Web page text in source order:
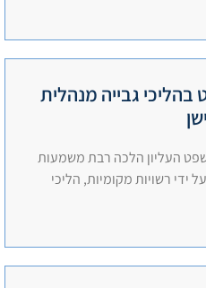
גבייה מנהלית
העליון הלכה רבת משמעות
ידי רשויות מקומיות, הליכי